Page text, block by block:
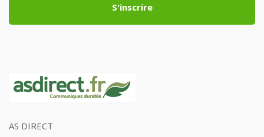
S'inscrire
AS DIRECT